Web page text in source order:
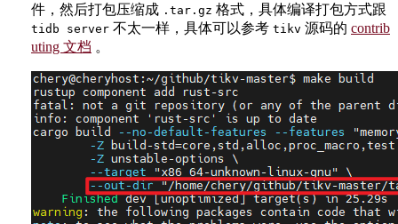
件，然后打包压缩成 .tar.gz 格式，具体编译打包方式跟
tidb server 不太一样，具体可以参考 tikv 源码的 contrib
uting 文档 。